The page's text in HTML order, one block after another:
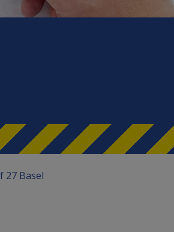
27 Basel